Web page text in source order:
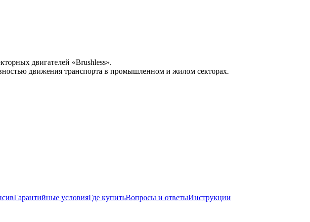
двигателей «Brushless».
движения транспорта в промышленном и жилом секторах.
Гарантийные условияГде купитьВопросы и ответыИнструкции